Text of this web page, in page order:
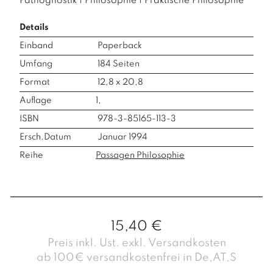
Details
Einband Paperback
Umfang 184 Seiten
Format 12,8 x 20,8
Auflage 1,
ISBN 978-3-85165-113-3
Ersch.Datum Januar 1994
Reihe Passagen Philosophie
15,40 €
Preis inkl. Ust. exkl. Versandkosten
ab 100€ versandkostenfrei in De,AT,S